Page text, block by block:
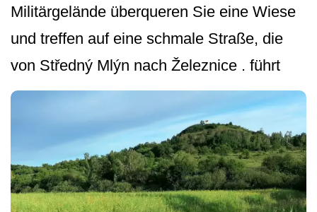
Militärgelände überqueren Sie eine Wiese
und treffen auf eine schmale Straße, die
von Středný Mlýn nach Železnice . führt